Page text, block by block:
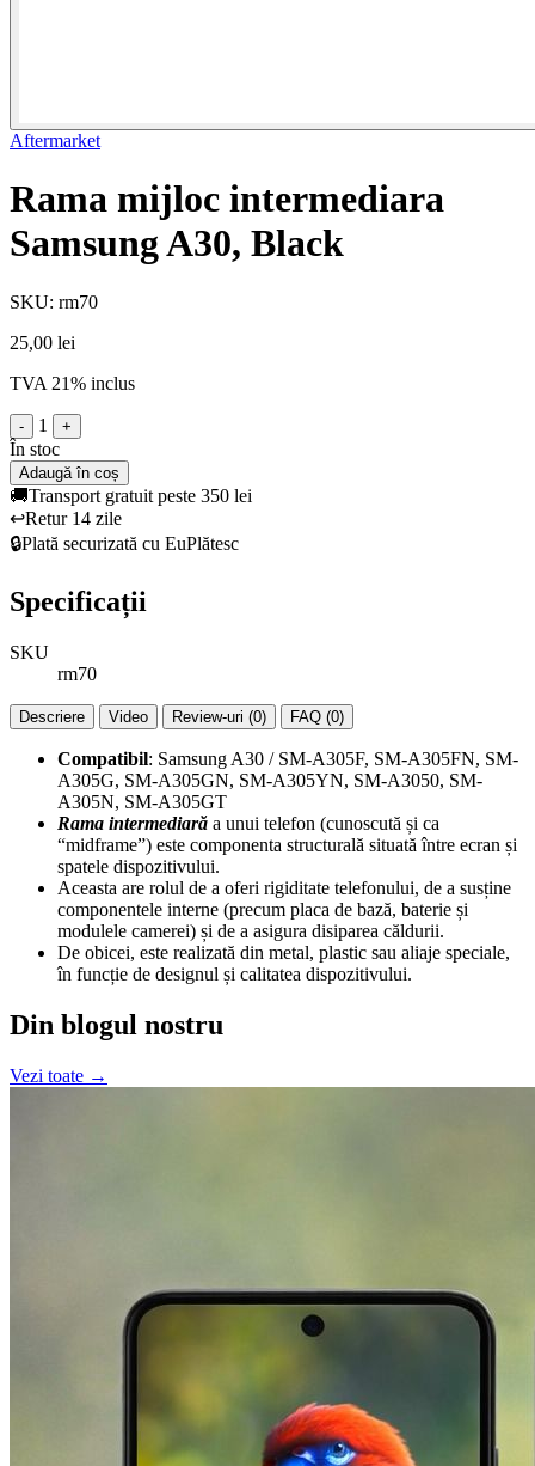
Aftermarket
Rama mijloc intermediara
Samsung A30, Black
SKU: rm70
25,00 lei
TVA 21% inclus
- 1 +
În stoc
Adaugă în coș
🚚Transport gratuit peste 350 lei
↩️Retur 14 zile
🔒Plată securizată cu EuPlătesc
Specificații
SKU
rm70
Descriere Video Review-uri (0) FAQ (0)
Compatibil: Samsung A30 / SM-A305F, SM-A305FN, SM-
A305G, SM-A305GN, SM-A305YN, SM-A3050, SM-
A305N, SM-A305GT
Rama intermediară a unui telefon (cunoscută și ca
“midframe”) este componenta structurală situată între ecran și
spatele dispozitivului.
Aceasta are rolul de a oferi rigiditate telefonului, de a susține
componentele interne (precum placa de bază, baterie și
modulele camerei) și de a asigura disiparea căldurii.
De obicei, este realizată din metal, plastic sau aliaje speciale,
în funcție de designul și calitatea dispozitivului.
Din blogul nostru
Vezi toate →